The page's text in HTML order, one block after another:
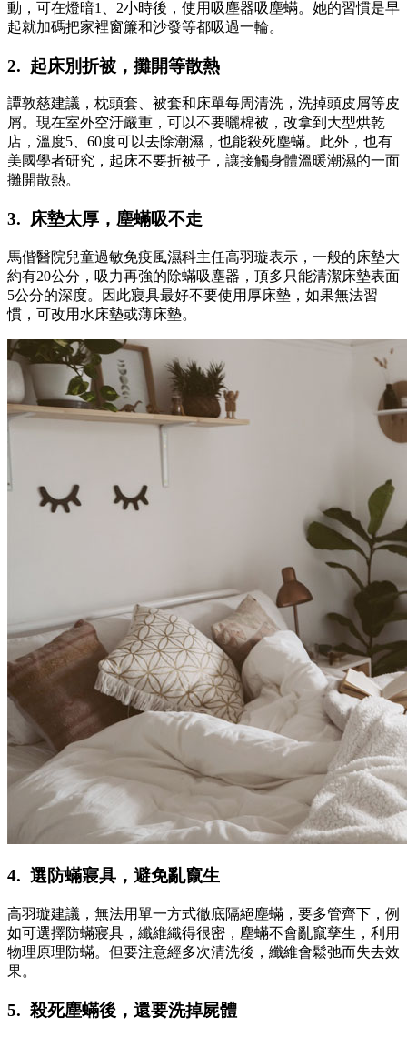
動，可在燈暗1、2小時後，使用吸塵器吸塵蟎。她的習慣是早
起就加碼把家裡窗簾和沙發等都吸過一輪。
2. 起床別折被，攤開等散熱
譚敦慈建議，枕頭套、被套和床單每周清洗，洗掉頭皮屑等皮
屑。現在室外空汙嚴重，可以不要曬棉被，改拿到大型烘乾
店，溫度5、60度可以去除潮濕，也能殺死塵蟎。此外，也有
美國學者研究，起床不要折被子，讓接觸身體溫暖潮濕的一面
攤開散熱。
3. 床墊太厚，塵蟎吸不走
馬偕醫院兒童過敏免疫風濕科主任高羽璇表示，一般的床墊大
約有20公分，吸力再強的除蟎吸塵器，頂多只能清潔床墊表面
5公分的深度。因此寢具最好不要使用厚床墊，如果無法習
慣，可改用水床墊或薄床墊。
4. 選防蟎寢具，避免亂竄生
高羽璇建議，無法用單一方式徹底隔絕塵蟎，要多管齊下，例
如可選擇防蟎寢具，纖維織得很密，塵蟎不會亂竄孳生，利用
物理原理防蟎。但要注意經多次清洗後，纖維會鬆弛而失去效
果。
5. 殺死塵蟎後，還要洗掉屍體